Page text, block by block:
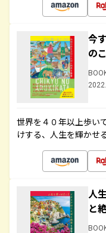
今
の
世界を４０年以上歩い
けする、人生を輝かせ
人
と